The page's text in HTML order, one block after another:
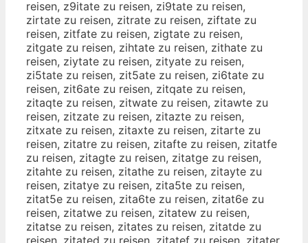
reisen, z9itate zu reisen, zi9tate zu reisen,
zirtate zu reisen, zitrate zu reisen, ziftate zu
reisen, zitfate zu reisen, zigtate zu reisen,
zitgate zu reisen, zihtate zu reisen, zithate zu
reisen, ziytate zu reisen, zityate zu reisen,
zi5tate zu reisen, zit5ate zu reisen, zi6tate zu
reisen, zit6ate zu reisen, zitqate zu reisen,
zitaqte zu reisen, zitwate zu reisen, zitawte zu
reisen, zitzate zu reisen, zitazte zu reisen,
zitxate zu reisen, zitaxte zu reisen, zitarte zu
reisen, zitatre zu reisen, zitafte zu reisen, zitatfe
zu reisen, zitagte zu reisen, zitatge zu reisen,
zitahte zu reisen, zitathe zu reisen, zitayte zu
reisen, zitatye zu reisen, zita5te zu reisen,
zitat5e zu reisen, zita6te zu reisen, zitat6e zu
reisen, zitatwe zu reisen, zitatew zu reisen,
zitatse zu reisen, zitates zu reisen, zitatde zu
reisen, zitated zu reisen, zitatef zu reisen, zitater